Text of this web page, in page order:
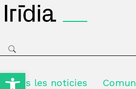
Obre la barra d'eines
Totes les noticies